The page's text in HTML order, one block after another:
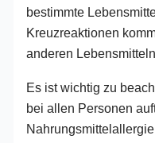
bestimmte
Kreuzreaktionen
anderen
Es ist wichtig zu
bei allen Personen